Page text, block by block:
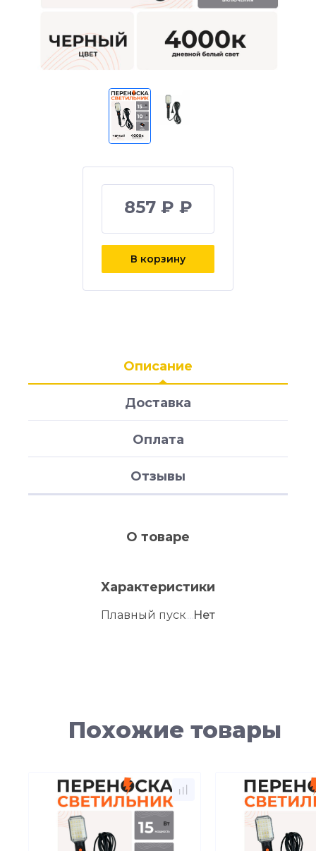
857 ₽ ₽
В корзину
Описание
Доставка
Оплата
Отзывы
О товаре
Характеристики
Плавный пуск Нет
Похожие товары